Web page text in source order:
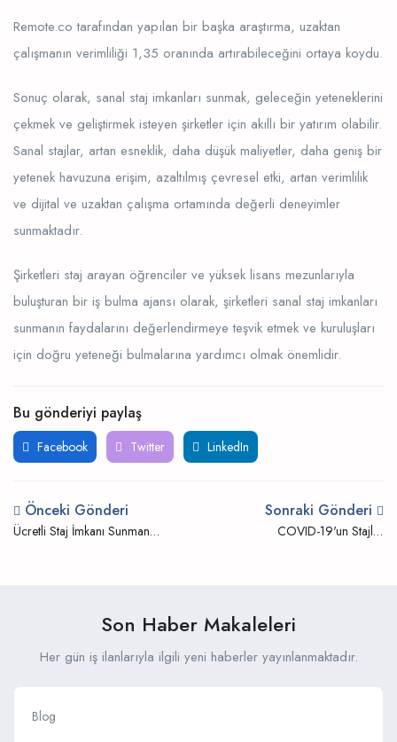
Remote.co tarafından yapılan bir başka araştırma, uzaktan
çalışmanın verimliliği 1,35 oranında artırabileceğini ortaya koydu.
Sonuç olarak, sanal staj imkanları sunmak, geleceğin yeteneklerini
çekmek ve geliştirmek isteyen şirketler için akıllı bir yatırım olabilir.
Sanal stajlar, artan esneklik, daha düşük maliyetler, daha geniş bir
yetenek havuzuna erişim, azaltılmış çevresel etki, artan verimlilik
ve dijital ve uzaktan çalışma ortamında değerli deneyimler
sunmaktadır.
Şirketleri staj arayan öğrenciler ve yüksek lisans mezunlarıyla
buluşturan bir iş bulma ajansı olarak, şirketleri sanal staj imkanları
sunmanın faydalarını değerlendirmeye teşvik etmek ve kuruluşları
için doğru yeteneği bulmalarına yardımcı olmak önemlidir.
Bu gönderiyi paylaş
Facebook Twitter LinkedIn
Önceki Gönderi
Ücretli Staj İmkanı Sunmanın
Sonraki Gönderi
COVID-19'un Stajlar
Son Haber Makaleleri
Her gün iş ilanlarıyla ilgili yeni haberler yayınlanmaktadır.
Blog